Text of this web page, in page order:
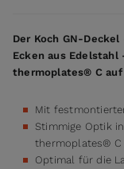
Der Koch GN-
Ecken aus
thermoplates® C auf
Mit
Stimmige Optik
thermoplates® C
Optimal für die